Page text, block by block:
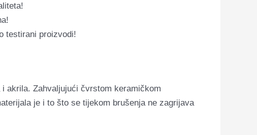
testirani proizvodi!
akrila. Zahvaljujući čvrstom keramičkom
je i to što se tijekom brušenja ne zagrijava